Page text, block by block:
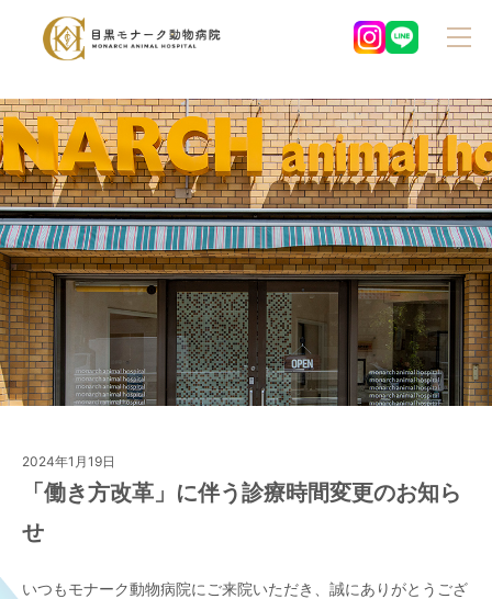
2024年1月19日
「働き方改革」に伴う診療時間変更のお知ら
せ
いつもモナーク動物病院にご来院いただき、誠にありがとうござ